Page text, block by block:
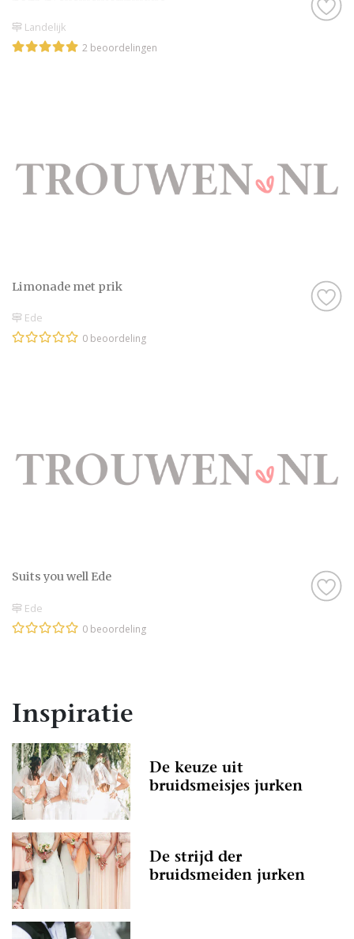
Landelijk
2 beoordelingen
Limonade met prik
Ede
0 beoordeling
Suits you well Ede
Ede
0 beoordeling
Inspiratie
De keuze uit
bruidsmeisjes jurken
De strijd der
bruidsmeiden jurken